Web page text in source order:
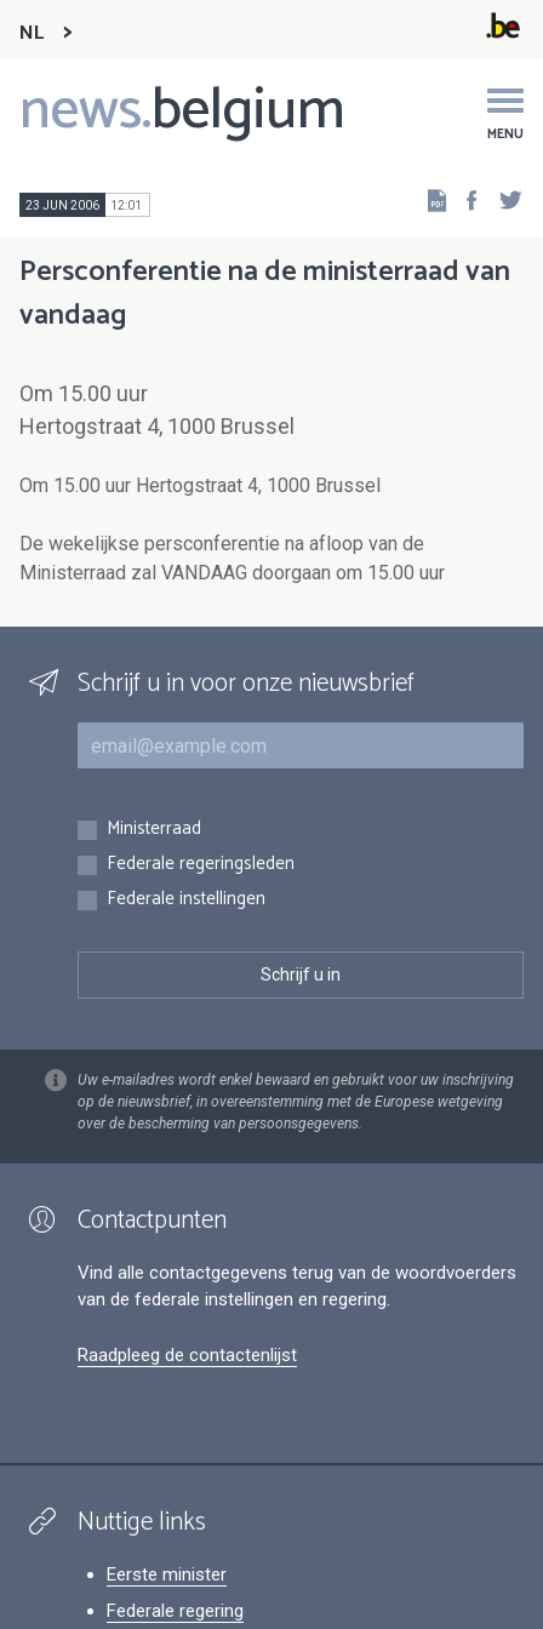
NL
news.belgium MENU
Main
navigation
23 JUN 2006 12:01
Persconferentie na de ministerraad van
vandaag
Om 15.00 uur
Hertogstraat 4, 1000 Brussel
Om 15.00 uur Hertogstraat 4, 1000 Brussel
De wekelijkse persconferentie na afloop van de
Ministerraad zal VANDAAG doorgaan om 15.00 uur
Schrijf u in voor onze nieuwsbrief
E-mail
Inschrijvingen
Ministerraad
Federale regeringsleden
Federale instellingen
Uw e-mailadres wordt enkel bewaard en gebruikt voor uw inschrijving
op de nieuwsbrief, in overeenstemming met de Europese wetgeving
over de bescherming van persoonsgegevens.
Contactpunten
Vind alle contactgegevens terug van de woordvoerders
van de federale instellingen en regering.
Raadpleeg de contactenlijst
Nuttige links
Eerste minister
Federale regering